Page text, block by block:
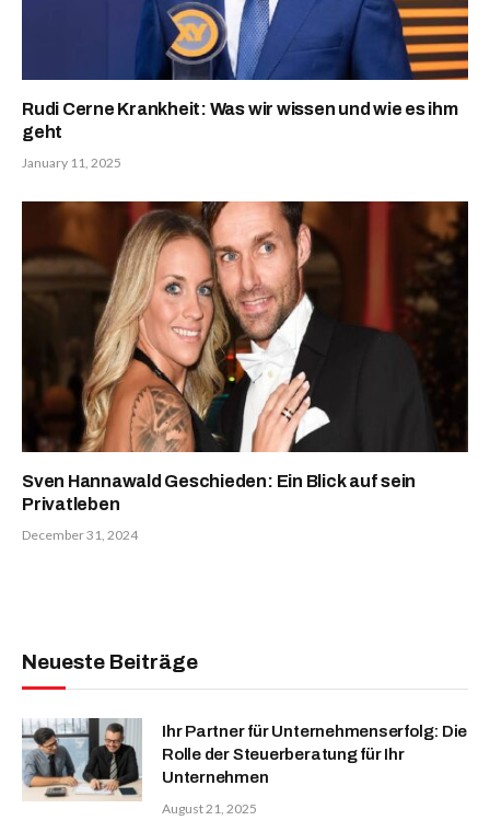
Rudi Cerne Krankheit: Was wir wissen und wie es ihm
geht
January 11, 2025
Sven Hannawald Geschieden: Ein Blick auf sein
Privatleben
December 31, 2024
Neueste Beiträge
Ihr Partner für Unternehmenserfolg: Die
Rolle der Steuerberatung für Ihr
Unternehmen
August 21, 2025